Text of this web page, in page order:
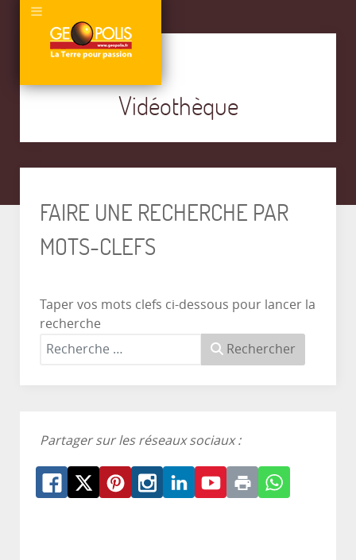
Vidéothèque
FAIRE UNE RECHERCHE PAR
MOTS-CLEFS
Taper vos mots clefs ci-dessous pour lancer la
recherche
Rechercher
Partager sur les réseaux sociaux :